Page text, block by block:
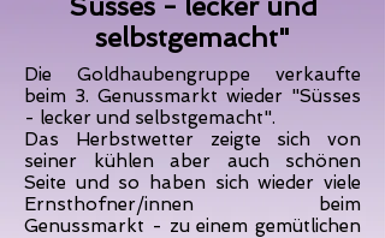
selbstgemacht"
Die Goldhaubengruppe verkaufte
beim 3. Genussmarkt wieder "Süsses
- lecker und selbstgemacht".
Das Herbstwetter zeigte sich von
seiner kühlen aber auch schönen
Seite und so haben sich wieder viele
Ernsthofner/innen beim
Genussmarkt - zu einem gemütlichen